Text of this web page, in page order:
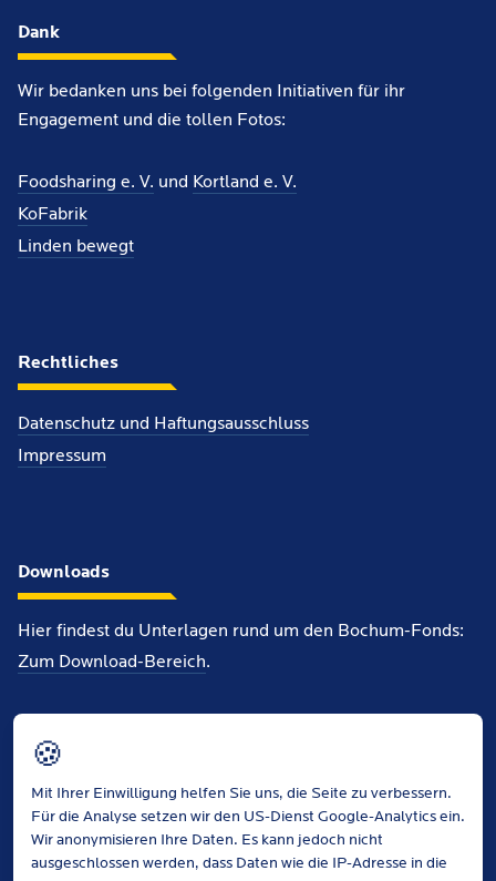
Dank
Wir bedanken uns bei folgenden Initiativen für ihr
Engagement und die tollen Fotos:
Foodsharing e. V. und Kortland e. V.
KoFabrik
Linden bewegt
Rechtliches
Datenschutz und Haftungsausschluss
Impressum
Downloads
Hier findest du Unterlagen rund um den Bochum-Fonds:
Zum Download-Bereich.
Antragsformular (PDF, 51KB)
Finanzierungsplan (PDF, 218KB)
🍪
Mit Ihrer Einwilligung helfen Sie uns, die Seite zu verbessern.
Für die Analyse setzen wir den US-Dienst Google-Analytics ein.
Wir anonymisieren Ihre Daten. Es kann jedoch nicht
ausgeschlossen werden, dass Daten wie die IP-Adresse in die